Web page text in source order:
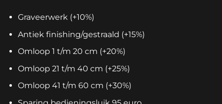
Graveerwerk (+10%)
Antiek finishing/gestraald (+15%)
Omloop 1 t/m 20 cm (+20%)
Omloop 21 t/m 40 cm (+25%)
Omloop 41 t/m 60 cm (+30%)